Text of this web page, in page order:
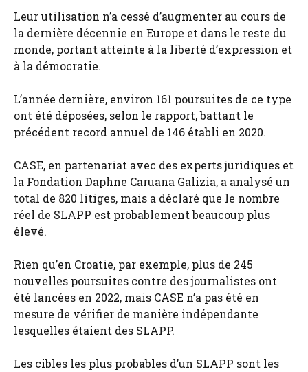
Leur utilisation n’a cessé d’augmenter au cours de
la dernière décennie en Europe et dans le reste du
monde, portant atteinte à la liberté d’expression et
à la démocratie.
L’année dernière, environ 161 poursuites de ce type
ont été déposées, selon le rapport, battant le
précédent record annuel de 146 établi en 2020.
CASE, en partenariat avec des experts juridiques et
la Fondation Daphne Caruana Galizia, a analysé un
total de 820 litiges, mais a déclaré que le nombre
réel de SLAPP est probablement beaucoup plus
élevé.
Rien qu’en Croatie, par exemple, plus de 245
nouvelles poursuites contre des journalistes ont
été lancées en 2022, mais CASE n’a pas été en
mesure de vérifier de manière indépendante
lesquelles étaient des SLAPP.
Les cibles les plus probables d’un SLAPP sont les